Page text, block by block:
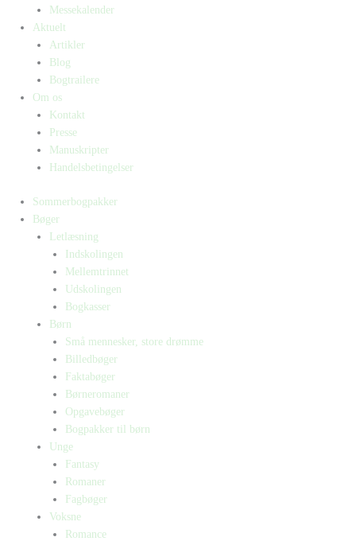
Messekalender
Aktuelt
Artikler
Blog
Bogtrailere
Om os
Kontakt
Presse
Manuskripter
Handelsbetingelser
Sommerbogpakker
Bøger
Letlæsning
Indskolingen
Mellemtrinnet
Udskolingen
Bogkasser
Børn
Små mennesker, store drømme
Billedbøger
Faktabøger
Børneromaner
Opgavebøger
Bogpakker til børn
Unge
Fantasy
Romaner
Fagbøger
Voksne
Romance